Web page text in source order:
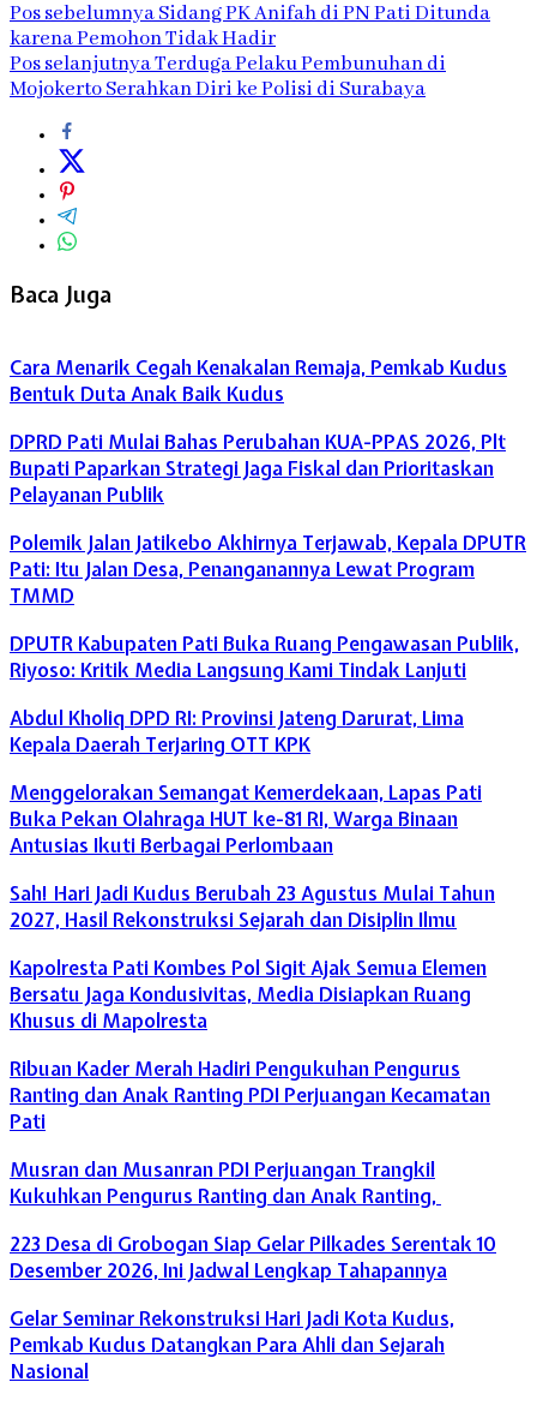
Pos sebelumnyaSidang PK Anifah di PN Pati Ditunda
karena Pemohon Tidak Hadir
Pos selanjutnyaTerduga Pelaku Pembunuhan di
Mojokerto Serahkan Diri ke Polisi di Surabaya
Baca Juga
Cara Menarik Cegah Kenakalan Remaja, Pemkab Kudus
Bentuk Duta Anak Baik Kudus
DPRD Pati Mulai Bahas Perubahan KUA-PPAS 2026, Plt
Bupati Paparkan Strategi Jaga Fiskal dan Prioritaskan
Pelayanan Publik
Polemik Jalan Jatikebo Akhirnya Terjawab, Kepala DPUTR
Pati: Itu Jalan Desa, Penanganannya Lewat Program
TMMD
DPUTR Kabupaten Pati Buka Ruang Pengawasan Publik,
Riyoso: Kritik Media Langsung Kami Tindak Lanjuti
Abdul Kholiq DPD RI: Provinsi Jateng Darurat, Lima
Kepala Daerah Terjaring OTT KPK
Menggelorakan Semangat Kemerdekaan, Lapas Pati
Buka Pekan Olahraga HUT ke-81 RI, Warga Binaan
Antusias Ikuti Berbagai Perlombaan
Sah! Hari Jadi Kudus Berubah 23 Agustus Mulai Tahun
2027, Hasil Rekonstruksi Sejarah dan Disiplin Ilmu
Kapolresta Pati Kombes Pol Sigit Ajak Semua Elemen
Bersatu Jaga Kondusivitas, Media Disiapkan Ruang
Khusus di Mapolresta
Ribuan Kader Merah Hadiri Pengukuhan Pengurus
Ranting dan Anak Ranting PDI Perjuangan Kecamatan
Pati
Musran dan Musanran PDI Perjuangan Trangkil
Kukuhkan Pengurus Ranting dan Anak Ranting,
223 Desa di Grobogan Siap Gelar Pilkades Serentak 10
Desember 2026, Ini Jadwal Lengkap Tahapannya
Gelar Seminar Rekonstruksi Hari Jadi Kota Kudus,
Pemkab Kudus Datangkan Para Ahli dan Sejarah
Nasional